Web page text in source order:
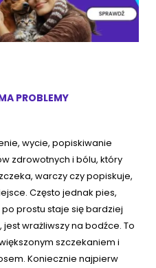
PROBLEMY
wycie, popiskiwanie
zdrowotnych i bólu, który
warczy czy popiskuje,
Często jednak pies,
prostu staje się bardziej
wrażliwszy na bodźce. To
szczekaniem i
Koniecznie najpierw